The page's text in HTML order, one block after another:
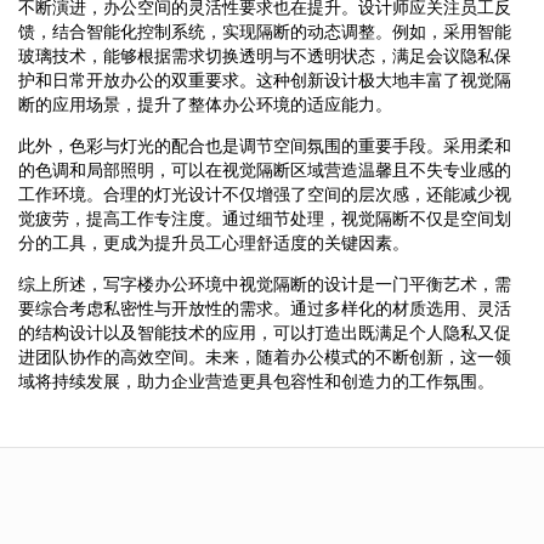
不断演进，办公空间的灵活性要求也在提升。设计师应关注员工反
馈，结合智能化控制系统，实现隔断的动态调整。例如，采用智能
玻璃技术，能够根据需求切换透明与不透明状态，满足会议隐私保
护和日常开放办公的双重要求。这种创新设计极大地丰富了视觉隔
断的应用场景，提升了整体办公环境的适应能力。
此外，色彩与灯光的配合也是调节空间氛围的重要手段。采用柔和
的色调和局部照明，可以在视觉隔断区域营造温馨且不失专业感的
工作环境。合理的灯光设计不仅增强了空间的层次感，还能减少视
觉疲劳，提高工作专注度。通过细节处理，视觉隔断不仅是空间划
分的工具，更成为提升员工心理舒适度的关键因素。
综上所述，写字楼办公环境中视觉隔断的设计是一门平衡艺术，需
要综合考虑私密性与开放性的需求。通过多样化的材质选用、灵活
的结构设计以及智能技术的应用，可以打造出既满足个人隐私又促
进团队协作的高效空间。未来，随着办公模式的不断创新，这一领
域将持续发展，助力企业营造更具包容性和创造力的工作氛围。